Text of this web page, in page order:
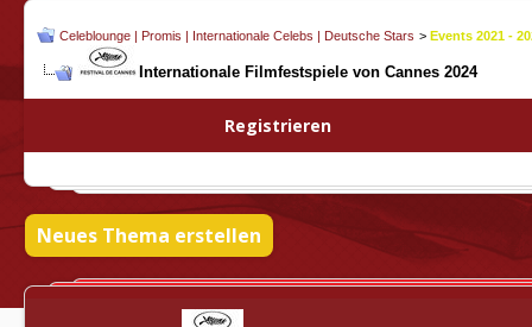
Celeblounge | Promis | Internationale Celebs | Deutsche Stars > Events 2021 -
Internationale Filmfestspiele von Cannes 2024
Registrieren
Neues Thema erstellen